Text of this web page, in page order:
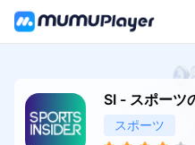
SI - スポーツ
スポーツ